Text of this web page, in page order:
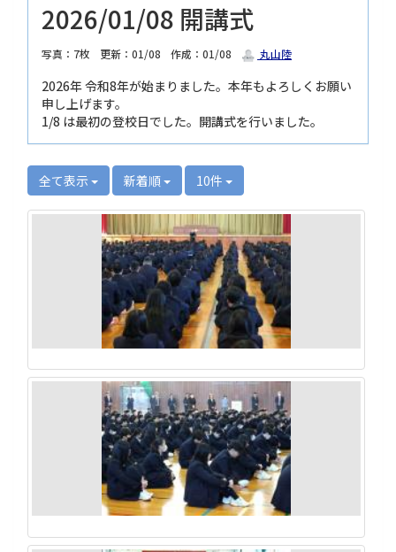
2026/01/08 開講式
写真：7枚 更新：01/08 作成：01/08 丸山陸
2026年 令和8年が始まりました。本年もよろしくお願い
申し上げます。
1/8 は最初の登校日でした。開講式を行いました。
全て表示 新着順 10件